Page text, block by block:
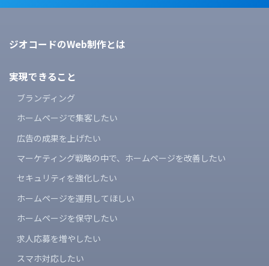
ジオコードのWeb制作とは
実現できること
ブランディング
ホームページで集客したい
広告の成果を上げたい
マーケティング戦略の中で、 ホームページを改善したい
セキュリティを強化したい
ホームページを運用してほしい
ホームページを保守したい
求人応募を増やしたい
スマホ対応したい